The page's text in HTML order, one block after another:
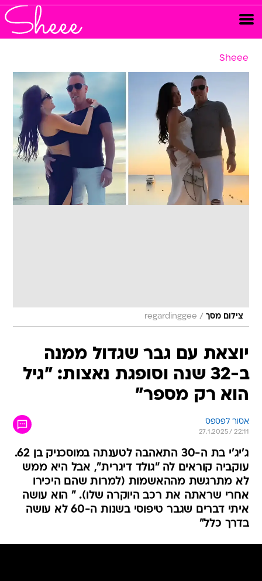
Sheee
צילום מסך /
regardinggee
יוצאת עם גבר שגדול ממנה
ב-32 שנה וסופגת נאצות: "גיל
הוא רק מספר"
אסור לפספס
27.1.2025 / 22:11
ג'יג'י בת ה-30 התאהבה לטענתה במוסכניק בן 62.
עוקביה קוראים לה "גולד דיגרית", אבל היא ממש
לא מתרגשת מההאשמות (למרות שהם היכירו
אחרי שראתה את רכב היוקרה שלו). " הוא עושה
איתי דברים שגבר טיפוסי בשנות ה-60 לא עושה
בדרך כלל"